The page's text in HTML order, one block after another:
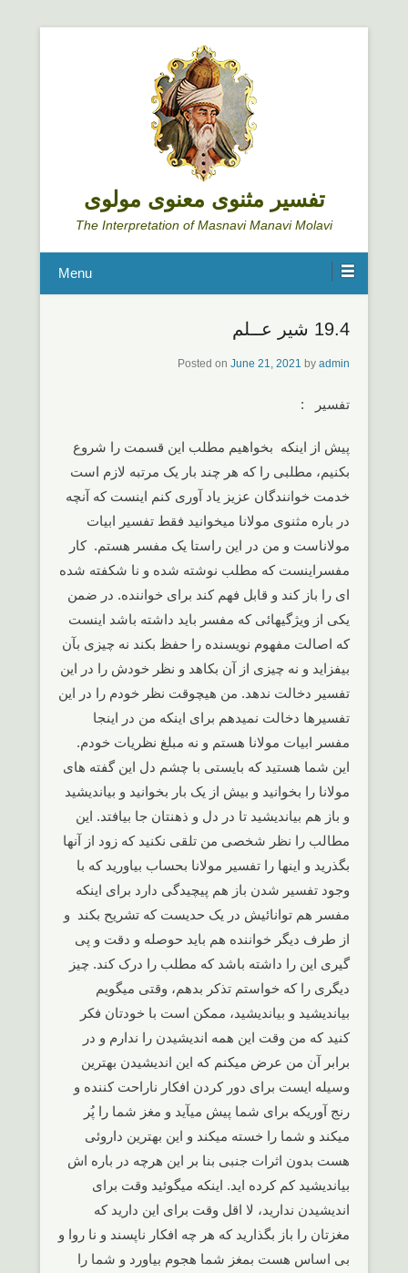
تفسیر مثنوی معنوی مولوی
The Interpretation of Masnavi Manavi Molavi
Menu
19.4 شیر عــلم
Posted on June 21, 2021 by admin
تفسیر :
پیش از اینکه بخواهیم مطلب این قسمت را شروع
بکنیم، مطلبی را که هر چند بار یک مرتبه لازم است
خدمت خوانندگان عزیز یاد آوری کنم اینست که آنچه
در باره مثنوی مولانا میخوانید فقط تفسیر ابیات
مولاناست و من در این راستا یک مفسر هستم. کار
مفسراینست که مطلب نوشته شده و نا شکفته شده
ای را باز کند و قابل فهم کند برای خواننده. در ضمن
یکی از ویژگیهائی که مفسر باید داشته باشد اینست
که اصالت مفهوم نویسنده را حفظ بکند نه چیزی بآن
بیفزاید و نه چیزی از آن بکاهد و نظر خودش را در این
تفسیر دخالت ندهد. من هیچوقت نظر خودم را در این
تفسیرها دخالت نمیدهم برای اینکه من در اینجا
مفسر ابیات مولانا هستم و نه مبلغ نظریات خودم.
این شما هستید که بایستی با چشم دل این گفته های
مولانا را بخوانید و بیش از یک بار بخوانید و بیاندیشید
و باز هم بیاندیشید تا در دل و ذهنتان جا بیافتد. این
مطالب را نظر شخصی من تلقی نکنید که زود از آنها
بگذرید و اینها را تفسیر مولانا بحساب بیاورید که با
وجود تفسیر شدن باز هم پیچیدگی دارد برای اینکه
مفسر هم توانائیش در یک حدیست که تشریح بکند و
از طرف دیگر خواننده هم باید حوصله و دقت و پی
گیری این را داشته باشد که مطلب را درک کند. چیز
دیگری را که خواستم تذکر بدهم، وقتی میگویم
بیاندیشید و بیاندیشید، ممکن است با خودتان فکر
کنید که من وقت این همه اندیشیدن را ندارم و در
برابر آن من عرض میکنم که این اندیشیدن بهترین
وسیله ایست برای دور کردن افکار ناراحت کننده و
رنج آوریکه برای شما پیش میآید و مغز شما را پُر
میکند و شما را خسته میکند و این بهترین داروئی
هست بدون اثرات جنبی بنا بر این هرچه در باره اش
بیاندیشید کم کرده اید. اینکه میگوئید وقت برای
اندیشیدن ندارید، لا اقل وقت برای این دارید که
مغزتان را باز بگذارید که هر چه افکار ناپسند و نا روا و
بی اساس هست بمغز شما هجوم بیاورد و شما را